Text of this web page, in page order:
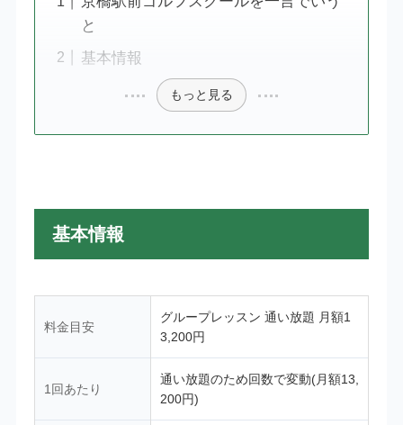
と
基本情報
もっと見る
基本情報
料金目安
グループレッスン 通い放題 月額1
3,200円
1回あたり
通い放題のため回数で変動(月額13,
200円)